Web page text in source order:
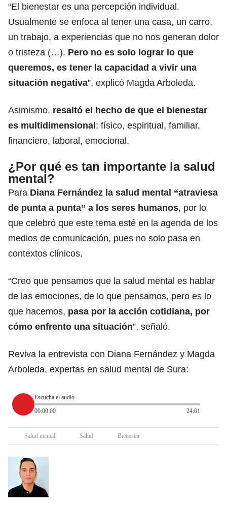
“El bienestar es una percepción individual.
Usualmente se enfoca al tener una casa, un carro,
un trabajo, a experiencias que no nos generan dolor
o tristeza (…). Pero no es solo lograr lo que
queremos, es tener la capacidad a vivir una
situación negativa”, explicó Magda Arboleda.
Asimismo, resaltó el hecho de que el bienestar
es multidimensional: físico, espiritual, familiar,
financiero, laboral, emocional.
¿Por qué es tan importante la salud
mental?
Para Diana Fernández la salud mental “atraviesa
de punta a punta” a los seres humanos, por lo
que celebró que este tema esté en la agenda de los
medios de comunicación, pues no solo pasa en
contextos clínicos.
“Creo que pensamos que la salud mental es hablar
de las emociones, de lo que pensamos, pero es lo
que hacemos, pasa por la acción cotidiana, por
cómo enfrento una situación”, señaló.
Reviva la entrevista con Diana Fernández y Magda
Arboleda, expertas en salud mental de Sura:
Escucha el audio
00:00:00
24:01
Salud mental Salud Bienestar